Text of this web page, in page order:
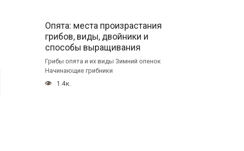
Опята: места произрастания
грибов, виды, двойники и
способы выращивания
Грибы опята и их виды Зимний опенок
Начинающие грибники
1.4к.